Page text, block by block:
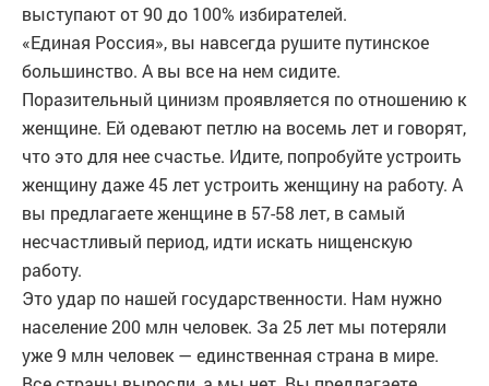
выступают от 90 до 100% избирателей.
«Единая Россия», вы навсегда рушите путинское
большинство. А вы все на нем сидите.
Поразительный цинизм проявляется по отношению к
женщине. Ей одевают петлю на восемь лет и говорят,
что это для нее счастье. Идите, попробуйте устроить
женщину даже 45 лет устроить женщину на работу. А
вы предлагаете женщине в 57-58 лет, в самый
несчастливый период, идти искать нищенскую
работу.
Это удар по нашей государственности. Нам нужно
население 200 млн человек. За 25 лет мы потеряли
уже 9 млн человек — единственная страна в мире.